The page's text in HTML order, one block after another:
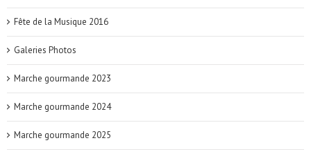
Fête de la Musique 2016
Galeries Photos
Marche gourmande 2023
Marche gourmande 2024
Marche gourmande 2025